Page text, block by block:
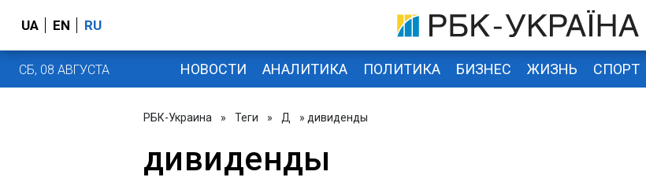
UA EN RU
СБ, 08 АВГУСТА НОВОСТИ АНАЛИТИКА ПОЛИТИКА БИЗНЕС ЖИЗНЬ СПОРТ
РБК-Украина » Теги » Д » дивиденды
дивиденды